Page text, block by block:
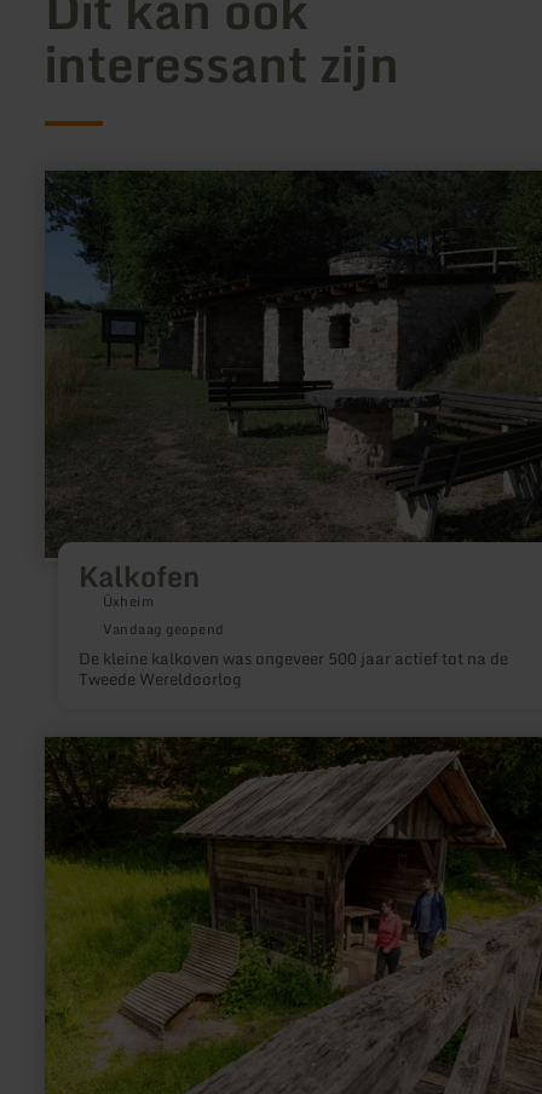
interessant zijn
Kalkofen
Üxheim
Vandaag geopend
De kleine kalkoven was ongeveer 500 jaar actief tot na de
Tweede Wereldoorlog
meer
informatie
over:
Kalkofen
meer
informatie
over:
Blümchesauhütte